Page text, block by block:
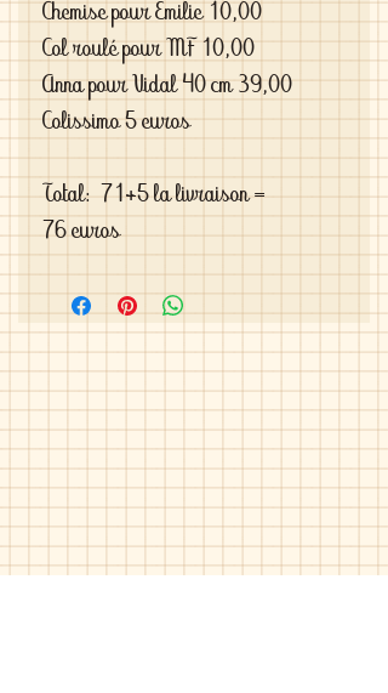
Chemise pour Emilie 10,00
Col roulé pour MF 10,00
Anna pour Vidal 40 cm 39,00
Colissimo 5 euros
Total: 71+5 la livraison =
76 euros